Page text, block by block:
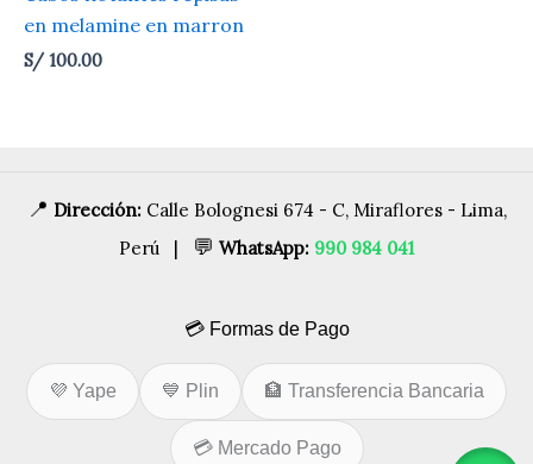
en melamine en marron
S/ 100.00
📍 Dirección:Calle Bolognesi 674 - C, Miraflores - Lima,
Perú |
💬 WhatsApp: 990 984 041
💳 Formas de Pago
💜 Yape 💙 Plin 🏦 Transferencia Bancaria
💳 Mercado Pago